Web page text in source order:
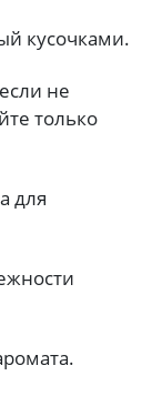
кусочками.
не
только
для